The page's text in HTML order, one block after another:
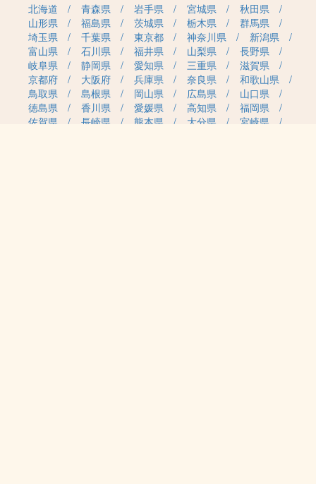
北海道 青森県 岩手県 宮城県
秋田県
山形県
福島県 茨城県 栃木県
群馬県
埼玉県
千葉県 東京都 神奈川県
新潟県
富山県
石川県 福井県 山梨県
長野県
岐阜県
静岡県 愛知県 三重県
滋賀県
京都府
大阪府 兵庫県 奈良県
和歌山県
鳥取県
島根県 岡山県 広島県
山口県
徳島県
香川県 愛媛県 高知県
福岡県
佐賀県
長崎県 熊本県 大分県
宮崎県